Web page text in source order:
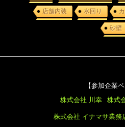
店舗内装 水回り
砂壁
【参加企業ペ
株式会社 川幸
株式
株式会社 イナマサ業務